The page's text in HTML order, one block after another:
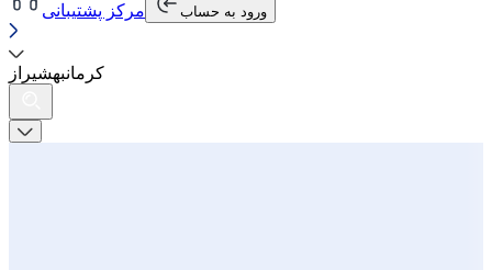
مرکز پشتیبانی ورود به حساب
کرمانبهشیراز